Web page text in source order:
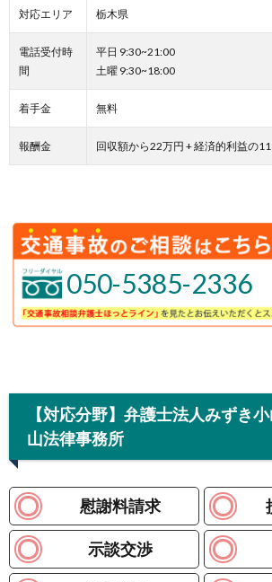
対応エリア 栃木県
電話受付時
間
平日 9:30~21:00
土曜 9:30~18:00
着手金 無料
報酬金 回収額から22万円 + 経済的利益の
050-5385-2336
【対応分野】弁護士法人みずき
山法律事務所
慰謝料請求
示談交渉